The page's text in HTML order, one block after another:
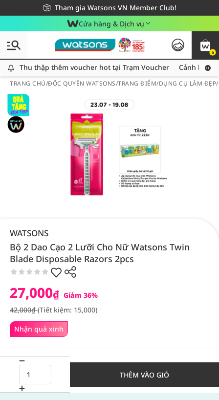
Tham gia Watsons VN Member Club!
Miễn phí giao hàng cho đơn hàng từ 249,000Đ
Giao hàng nhanh 24h - Áp dụng khu vực TP. Hồ Chí Minh
Cửa hàng & Dịch vụ
0
Thu thập thêm voucher hot tại Trạm Voucher
Thu thập thêm voucher hot tại Trạm Voucher Cảnh báo
TRANG CHỦ/ĐỘC QUYỀN WATSONS/TRANG ĐIỂM/DỤNG CỤ LÀM ĐẸP/
WATSONS
Bộ 2 Dao Cạo 2 Lưỡi Cho Nữ Watsons Twin
Blade Disposable Razors 2pcs
Nhận quà xinh
27,000₫ Giảm 36%
42,000₫(Tiết kiệm: 15,000)
THÊM VÀO GIỎ